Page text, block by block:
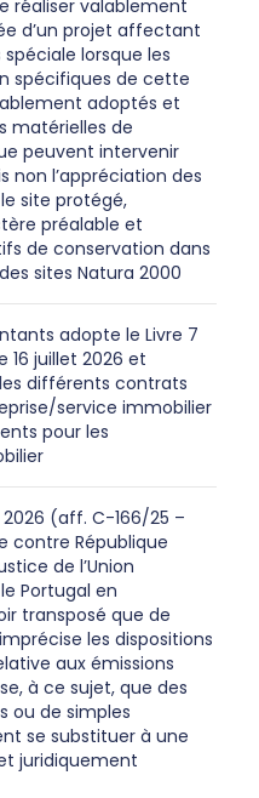
réaliser valablement
d’un projet affectant
lorsque les
spécifiques de cette
adoptés et
matérielles de
peuvent intervenir
non l’appréciation des
site protégé,
préalable et
de conservation dans
sites Natura 2000
adopte le Livre 7
16 juillet 2026 et
différents contrats
service immobilier
pour les
(aff. C-166/25 –
contre République
de l’Union
Portugal en
transposé que de
les dispositions
aux émissions
à ce sujet, que des
ou de simples
se substituer à une
juridiquement